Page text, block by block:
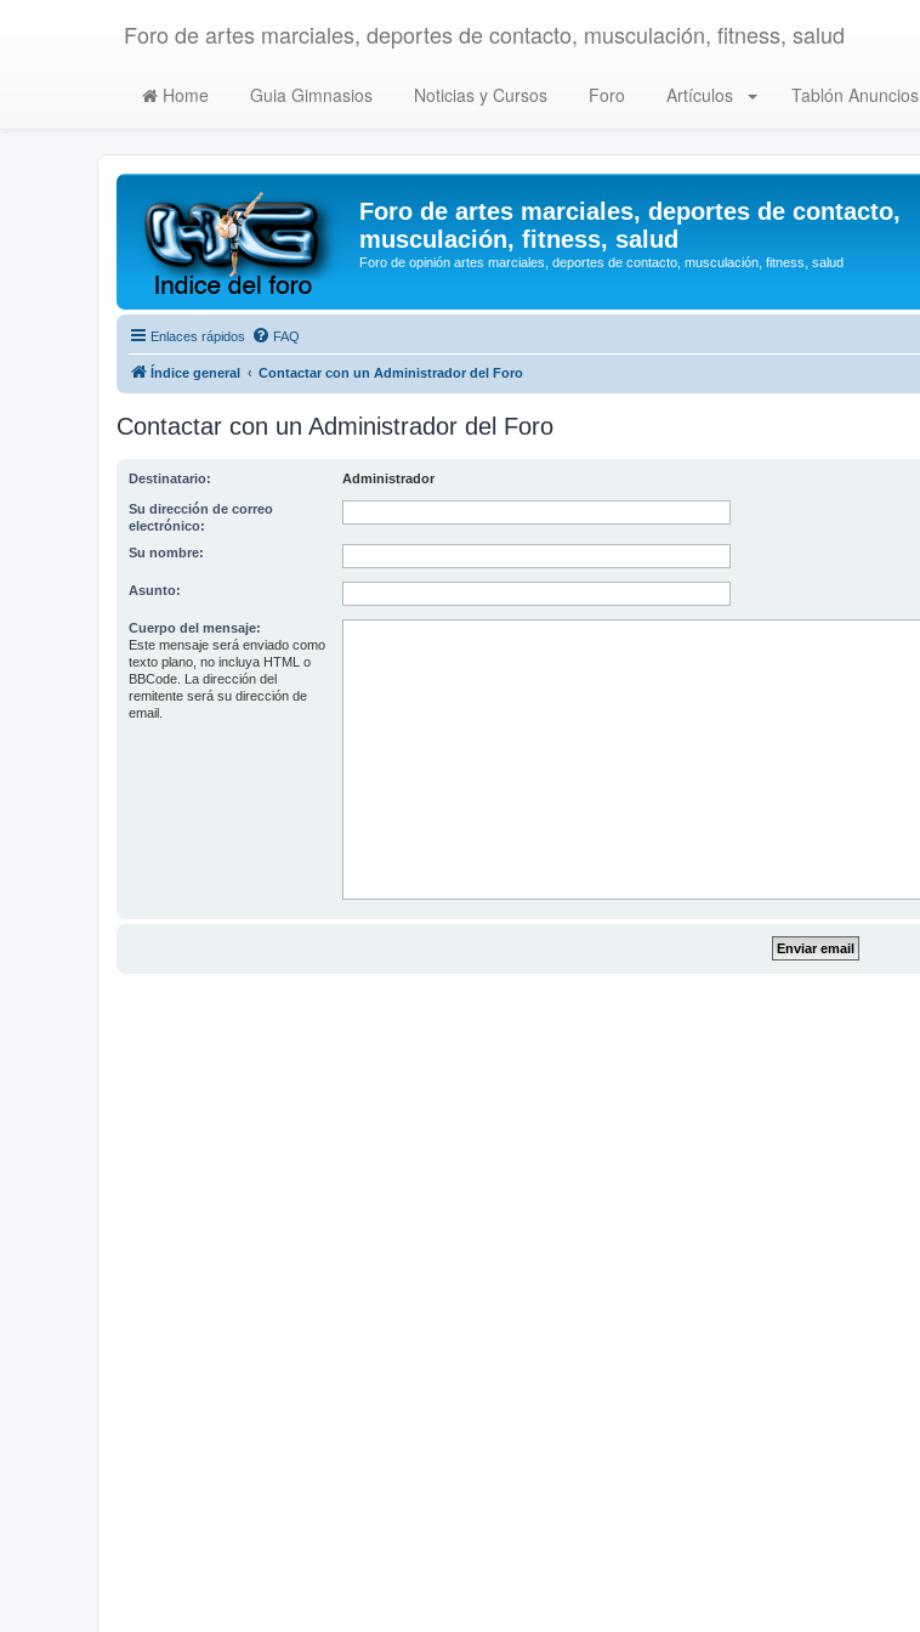
Foro de artes marciales, deportes de contacto, musculación, fitness, salud
Home Guia Gimnasios Noticias y Cursos Foro Artículos Tablón Anuncios
Foro de artes marciales, deportes de contacto,
musculación, fitness, salud
Foro de opinión artes marciales, deportes de contacto, musculación, fitness, salud
Enlaces rápidos FAQ
Índice general Contactar con un Administrador del Foro
Contactar con un Administrador del Foro
Destinatario: Administrador
Su dirección de correo
electrónico:
Su nombre:
Asunto:
Cuerpo del mensaje:
Este mensaje será enviado como
texto plano, no incluya HTML o
BBCode. La dirección del
remitente será su dirección de
email.